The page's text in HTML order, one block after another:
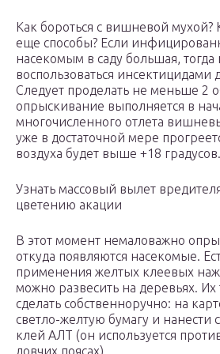
Как бороться с вишневой мухой?
еще способы? Если
насекомым в саду большая, тогда
воспользоваться инсектицидами
Следует проделать не меньше 2
опрыскивание выполняется в
многочисленного отлета
уже в достаточной мере
воздуха будет выше +18 градусов.
Узнать массовый вылет
цветению акации
В этот момент немаловажно
откуда появляются насекомые.
применения желтых клеевых
можно развесить на деревьях.
сделать собственноручно: на
светло-желтую бумагу и нанести
клей АЛТ (он используется
ловчих поясах)